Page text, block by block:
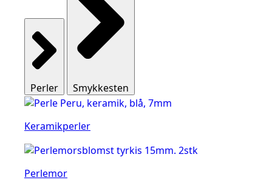
Perler Smykkesten
Keramikperler
Perlemor